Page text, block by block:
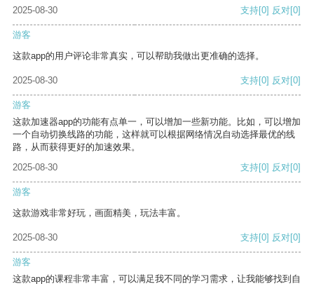
2025-08-30 支持[0] 反对[0]
游客
这款app的用户评论非常真实，可以帮助我做出更准确的选择。
2025-08-30 支持[0] 反对[0]
游客
这款加速器app的功能有点单一，可以增加一些新功能。比如，可以增加
一个自动切换线路的功能，这样就可以根据网络情况自动选择最优的线
路，从而获得更好的加速效果。
2025-08-30
支持[0] 反对[0]
游客
这款游戏非常好玩，画面精美，玩法丰富。
2025-08-30 支持[0] 反对[0]
游客
这款app的课程非常丰富，可以满足我不同的学习需求，让我能够找到自